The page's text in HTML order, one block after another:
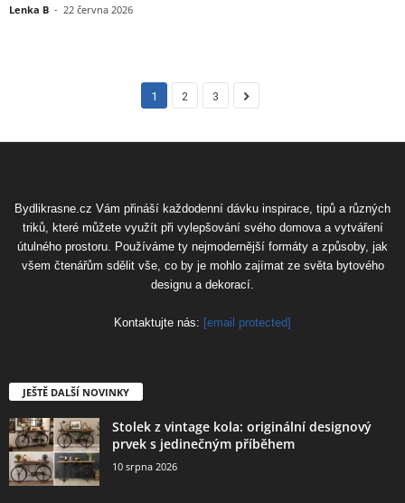
Lenka B - 22 června 2026
1 2 3
Bydlikrasne.cz Vám přináší každodenní dávku inspirace, tipů a různých
triků, které můžete využít při vylepšování svého domova a vytváření
útulného prostoru. Používáme ty nejmodernější formáty a způsoby, jak
všem čtenářům sdělit vše, co by je mohlo zajímat ze světa bytového
designu a dekorací.
Kontaktujte nás: [email protected]
JEŠTĚ DALŠÍ NOVINKY
Stolek z vintage kola: originální designový
prvek s jedinečným příběhem
10 srpna 2026